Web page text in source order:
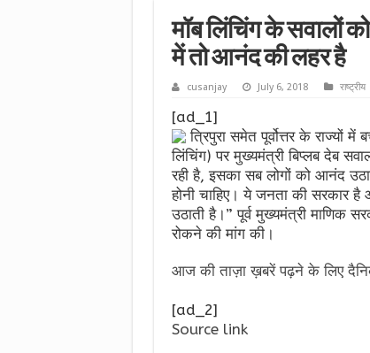
मॉब लिंचिंग के सवालों
में तो आनंद की लहर है
cusanjay July 6, 2018 राष्ट्रीय
[ad_1]
त्रिपुरा समेत पूर्वोत्तर के राज्यों
लिंचिंग) पर मुख्यमंत्री बिप्लब देब
रही है, इसका सब लोगों को आनंद
होनी चाहिए। ये जनता की सरकार
उठाती है।” पूर्व मुख्यमंत्री माणिक
रोकने की मांग की।
आज की ताज़ा ख़बरें पढ़ने के लिए
[ad_2]
Source link